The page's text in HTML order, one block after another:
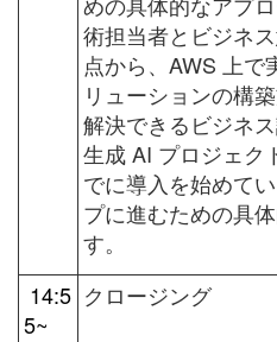
術担当者とビジネ
点から、AWS 上で
リューションの構
解決できるビジネ
生成 AI プロジェク
でに導入を始めて
プに進むための具
す。
14:5
5~
クロージング